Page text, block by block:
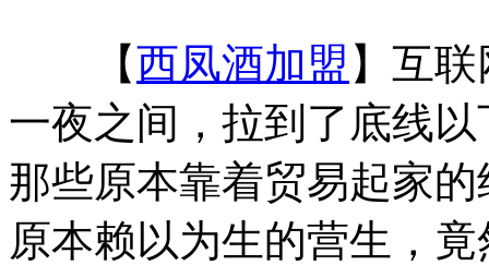
【西凤酒加盟 】互
一夜之间，拉到了底线
那些原本靠着贸易起家
原本赖以为生的营生，